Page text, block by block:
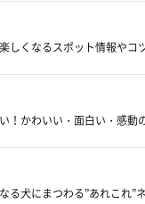
しくなるスポット情報やコ
！かわいい・面白い・感動
る犬にまつわる”あれこれ”